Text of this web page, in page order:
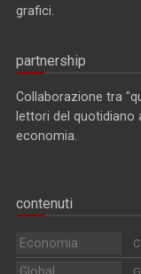
grafici.
partnership
Collaborazione tra
lettori del quotidiano
economia.
contenuti
Economia